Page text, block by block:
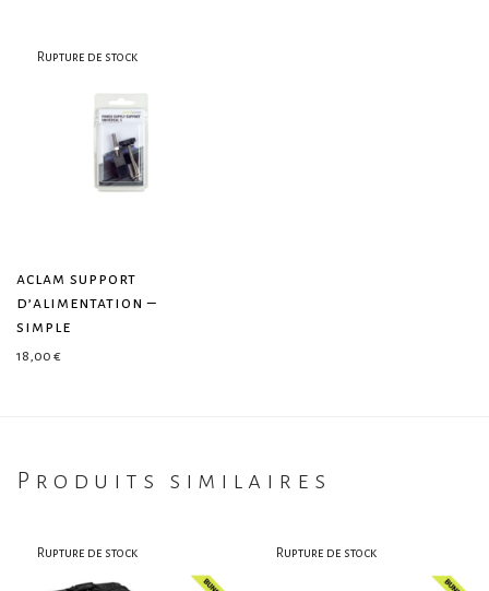
aclam support
d’alimentation –
simple
18,00 €
Produits similaires